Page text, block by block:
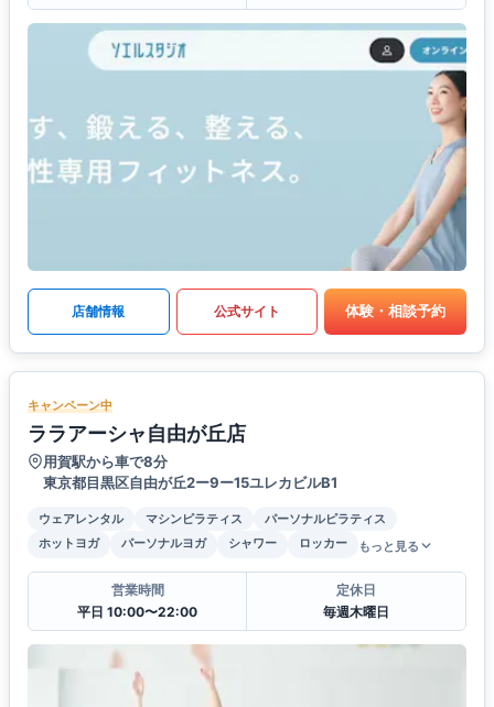
店舗情報 公式サイト 体験・相談予約
キャンペーン中
ララアーシャ自由が丘店
用賀駅から車で8分
東京都目黒区自由が丘2ー9ー15ユレカビルB1
ウェアレンタル マシンピラティス
パーソナルピラティス
ホットヨガ
パーソナルヨガ シャワー ロッカー もっと見る
営業時間
平日 10:00〜22:00
定休日
毎週木曜日